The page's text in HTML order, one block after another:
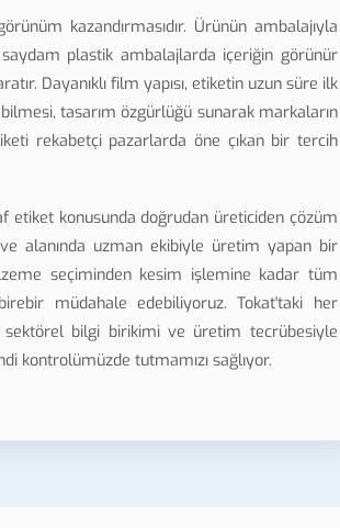
kazandırmasıdır. Ürünün ambalajıyla
plastik ambalajlarda içeriğin görünür
Dayanıklı film yapısı, etiketin uzun süre ilk
tasarım özgürlüğü sunarak markaların
rekabetçi pazarlarda öne çıkan bir tercih
konusunda doğrudan üreticiden çözüm
alanında uzman ekibiyle üretim yapan bir
seçiminden kesim işlemine kadar tüm
müdahale edebiliyoruz. Tokat'taki her
bilgi birikimi ve üretim tecrübesiyle
kontrolümüzde tutmamızı sağlıyor.